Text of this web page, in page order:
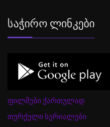
Საჭირო Ლინკები
ფილმები ქართულად
თურქული სერიალები